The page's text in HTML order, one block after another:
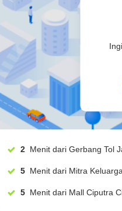
2 Menit dari Gerbang
5 Menit dari Mitra Keluarga
5 Menit dari Mall